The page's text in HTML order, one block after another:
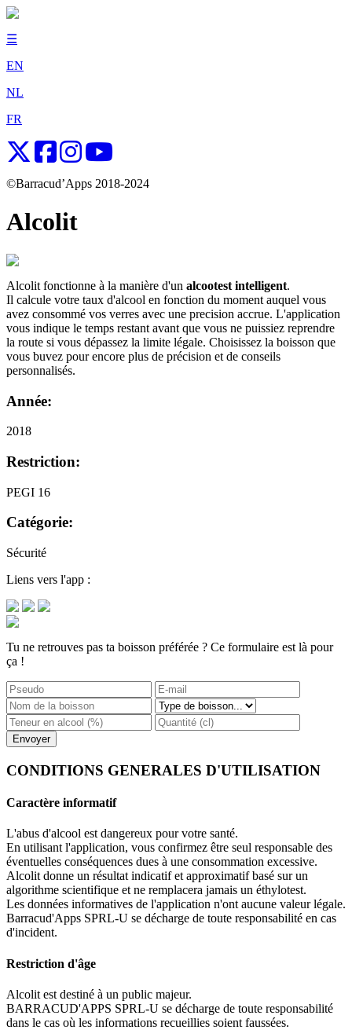
☰
EN
NL
FR
©Barracud’Apps 2018-2024
Alcolit
Alcolit fonctionne à la manière d'un alcootest intelligent.
Il calcule votre taux d'alcool en fonction du moment auquel vous
avez consommé vos verres avec une precision accrue. L'application
vous indique le temps restant avant que vous ne puissiez reprendre
la route si vous dépassez la limite légale. Choisissez la boisson que
vous buvez pour encore plus de précision et de conseils
personnalisés.
Année:
2018
Restriction:
PEGI 16
Catégorie:
Sécurité
Liens vers l'app :
Tu ne retrouves pas ta boisson préférée ? Ce formulaire est là pour
ça !
CONDITIONS GENERALES D'UTILISATION
Caractère informatif
L'abus d'alcool est dangereux pour votre santé.
En utilisant l'application, vous confirmez être seul responsable des
éventuelles conséquences dues à une consommation excessive.
Alcolit donne un résultat indicatif et approximatif basé sur un
algorithme scientifique et ne remplacera jamais un éthylotest.
Les données informatives de l'application n'ont aucune valeur légale.
Barracud'Apps SPRL-U se décharge de toute responsabilité en cas
d'incident.
Restriction d'âge
Alcolit est destiné à un public majeur.
BARRACUD'APPS SPRL-U se décharge de toute responsabilité
dans le cas où les informations recueillies soient faussées.